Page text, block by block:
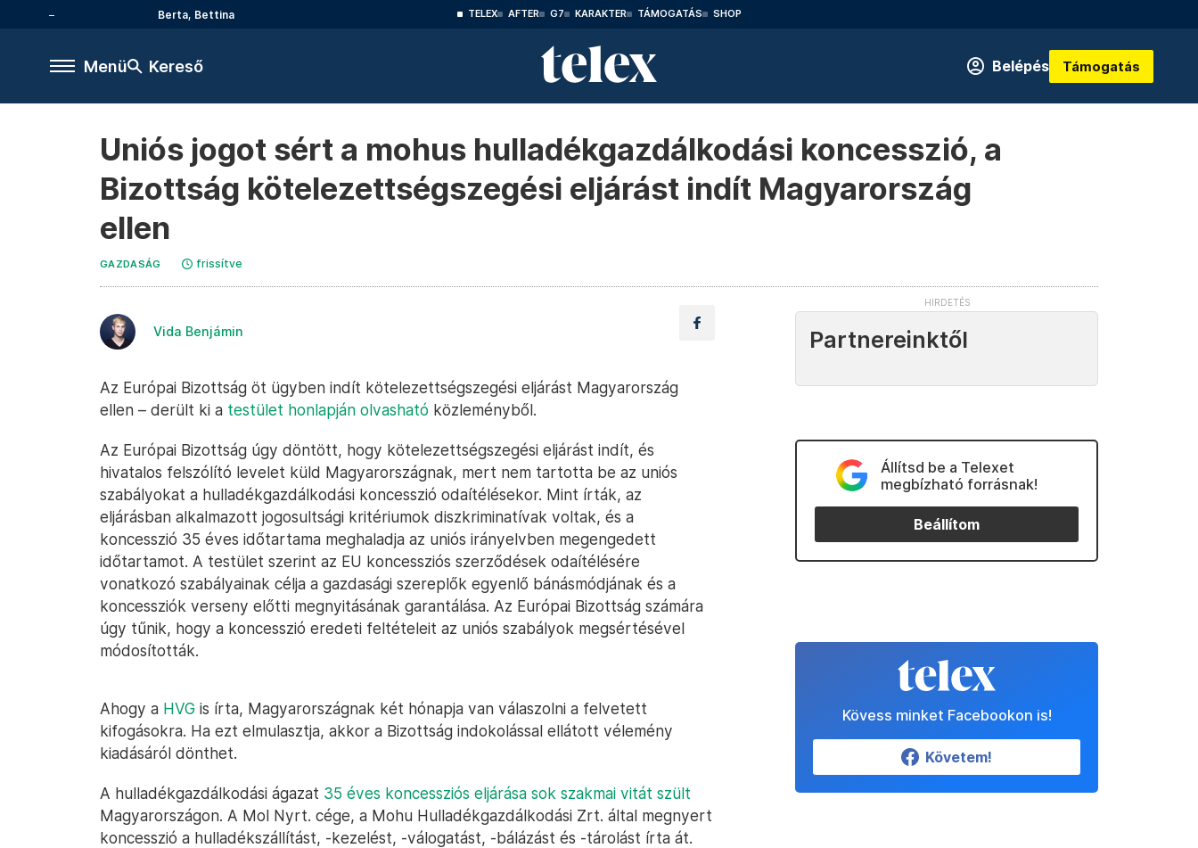
Berta, Bettina TELEX AFTER G7 KARAKTER TÁMOGATÁS SHOP
Menü Kereső Belépés Támogatás
Uniós jogot sért a mohus hulladékgazdálkodási koncesszió, a
Bizottság kötelezettségszegési eljárást indít Magyarország
ellen
GAZDASÁG frissítve
Vida Benjámin
Az Európai Bizottság öt ügyben indít kötelezettségszegési eljárást Magyarország
ellen – derült ki a testület honlapján olvasható közleményből.
Az Európai Bizottság úgy döntött, hogy kötelezettségszegési eljárást indít, és
hivatalos felszólító levelet küld Magyarországnak, mert nem tartotta be az uniós
szabályokat a hulladékgazdálkodási koncesszió odaítélésekor. Mint írták, az
eljárásban alkalmazott jogosultsági kritériumok diszkriminatívak voltak, és a
koncesszió 35 éves időtartama meghaladja az uniós irányelvben megengedett
időtartamot. A testület szerint az EU koncessziós szerződések odaítélésére
vonatkozó szabályainak célja a gazdasági szereplők egyenlő bánásmódjának és a
koncessziók verseny előtti megnyitásának garantálása. Az Európai Bizottság számára
úgy tűnik, hogy a koncesszió eredeti feltételeit az uniós szabályok megsértésével
módosították.
Ahogy a HVG is írta, Magyarországnak két hónapja van válaszolni a felvetett
kifogásokra. Ha ezt elmulasztja, akkor a Bizottság indokolással ellátott vélemény
kiadásáról dönthet.
A hulladékgazdálkodási ágazat 35 éves koncessziós eljárása sok szakmai vitát szült
Magyarországon. A Mol Nyrt. cége, a Mohu Hulladékgazdálkodási Zrt. által megnyert
koncesszió a hulladékszállítást, -kezelést, -válogatást, -bálázást és -tárolást írta át.
Partnereinktől
Állítsd be a Telexet
megbízható forrásnak!
Beállítom
Kövess minket Facebookon is!
Követem!